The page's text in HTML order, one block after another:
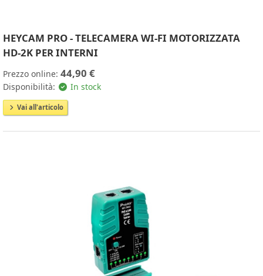
HEYCAM PRO - TELECAMERA WI-FI MOTORIZZATA
HD-2K PER INTERNI
Prezzo online: 44,90 €
Disponibilità: In stock
Vai all'articolo